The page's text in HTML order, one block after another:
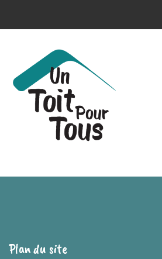
Plan du site